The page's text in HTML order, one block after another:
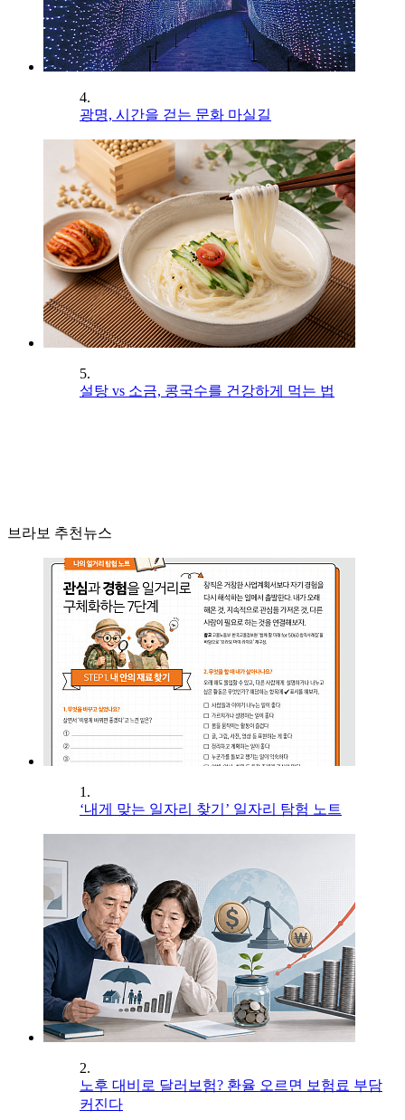
4.
광명, 시간을 걷는 문화 마실길
5.
설탕 vs 소금, 콩국수를 건강하게 먹는 법
브라보 추천뉴스
1.
‘내게 맞는 일자리 찾기’ 일자리 탐험 노트
2.
노후 대비로 달러보험? 환율 오르면 보험료 부담
커진다